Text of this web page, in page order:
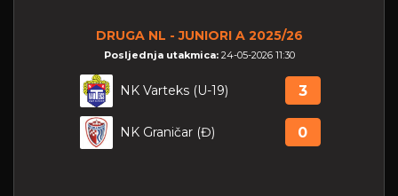
DRUGA NL - JUNIORI A 2025/26
Posljednja utakmica: 24-05-2026 11:30
NK Varteks (U-19) 3
NK Graničar (Đ) 0